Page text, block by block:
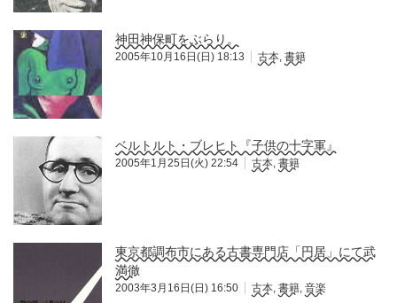
神田神保町をぶらり。
2005年10月16日(日) 18:13 古本, 書籍
ベルトルト・ブレヒト『子供の十字軍』
2005年1月25日(火) 22:54 古本, 書籍
東京都調布市にある古書専門店「円居」にて武
満徹
2003年3月16日(日) 16:50 古本, 書籍, 音楽